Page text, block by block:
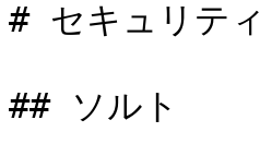
# セキュリティ
## ソルト